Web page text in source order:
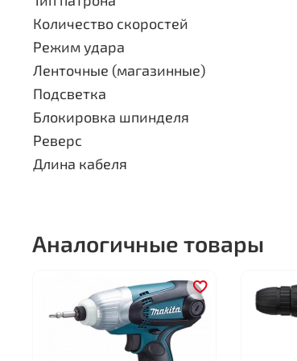
Количество скоростей
Режим удара
Ленточные (магазинные)
Подсветка
Блокировка шпинделя
Реверс
Длина кабеля
Аналогичные товары